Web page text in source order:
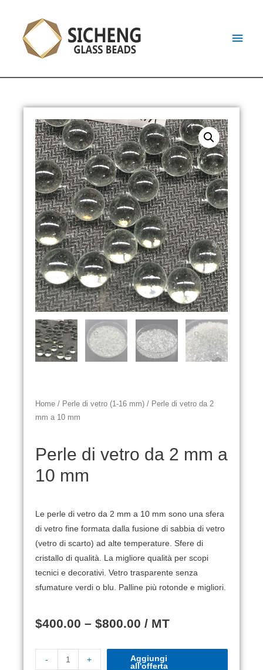
Home / Perle di vetro (1-16 mm) / Perle di vetro da 2
mm a 10 mm
Perle di vetro da 2 mm a
10 mm
Le perle di vetro da 2 mm a 10 mm sono una sfera
di vetro fine formata dalla fusione di sabbia di vetro
(vetro di scarto) ad alte temperature. Sfere di
cristallo di qualità. La migliore qualità per scopi
tecnici e decorativi. Vetro trasparente senza
sfumature verdi o blu. Palline più rotonde e migliori.
$400.00 – $800.00 / MT
- +
Aggiungi
all'offerta